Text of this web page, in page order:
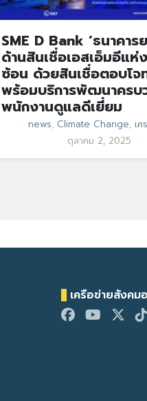
SME D Bank ‘ธนาคาร
ด้านสินเชื่อเอสเอ็มอีแห่
ซ้อน ด้วยสินเชื่อตอบโจ
พร้อมบริการพัฒนาครบ
พนักงานดูแลดีเยี่ยม
news, Climate Change, เ
ตุลาคม 2, 2025
เครือข่ายสังคม